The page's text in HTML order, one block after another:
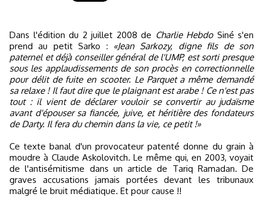
Dans l'édition du 2 juillet 2008 de Charlie HebdoSiné s'en
prend au petit Sarko :
«Jean Sarkozy, digne fils de son
paternel et déjà conseiller général de l'UMP, est sorti presque
sous les applaudissements de son procès en correctionnelle
pour délit de fuite en scooter. Le Parquet a même demandé
sa relaxe ! Il faut dire que le plaignant est arabe ! Ce n'est pas
tout : il vient de déclarer vouloir se convertir au judaïsme
avant d'épouser sa fiancée, juive, et héritière des fondateurs
de Darty. Il fera du chemin dans la vie, ce petit !»
Ce texte banal d'un provocateur patenté donne du grain à
moudre à Claude Askolovitch. Le même qui, en 2003, voyait
de l'antisémitisme dans un article de Tariq Ramadan. De
graves accusations jamais portées devant les tribunaux
malgré le bruit médiatique. Et pour cause !!